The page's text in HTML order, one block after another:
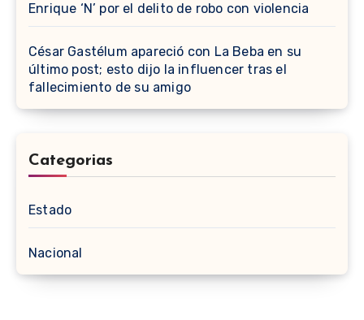
Enrique ‘N’ por el delito de robo con violencia
César Gastélum apareció con La Beba en su
último post; esto dijo la influencer tras el
fallecimiento de su amigo
Categorias
Estado
Nacional